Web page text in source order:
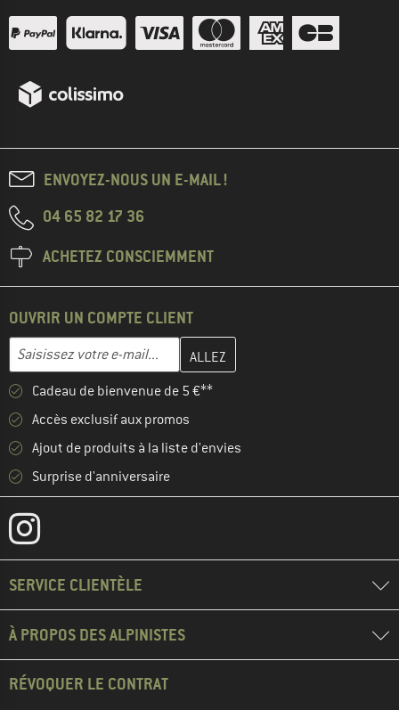
ENVOYEZ-NOUS UN E-MAIL !
04 65 82 17 36
ACHETEZ CONSCIEMMENT
OUVRIR UN COMPTE CLIENT
Adresse e-mail
Entrez votre adresse e-mail ici et créez votre compte client à la
Cadeau de bienvenue de 5 €**
Accès exclusif aux promos
Ajout de produits à la liste d'envies
Surprise d'anniversaire
SERVICE CLIENTÈLE
À PROPOS DES ALPINISTES
RÉVOQUER LE CONTRAT